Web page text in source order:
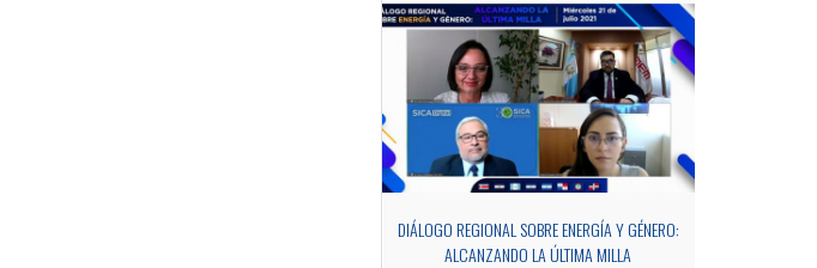
DIÁLOGO REGIONAL SOBRE ENERGÍA Y GÉNERO:
ALCANZANDO LA ÚLTIMA MILLA